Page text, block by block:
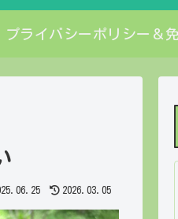
プライバシーポリシー＆
2026.03.05